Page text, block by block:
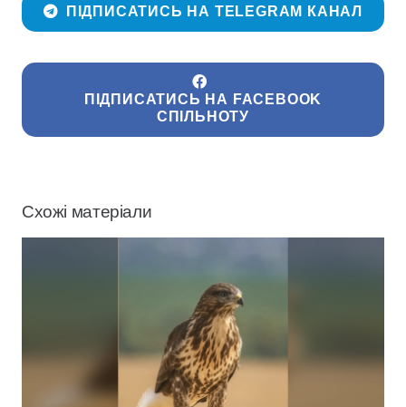
ПІДПИСАТИСЬ НА TELEGRAM КАНАЛ
ПІДПИСАТИСЬ НА FACEBOOK
СПІЛЬНОТУ
Схожі матеріали